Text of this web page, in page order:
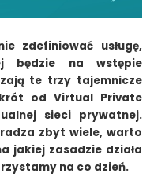
zdefiniować usługę,
będzie na wstępie
te trzy tajemnicze
od Virtual Private
sieci prywatnej.
zbyt wiele, warto
jakiej zasadzie działa
na co dzień.